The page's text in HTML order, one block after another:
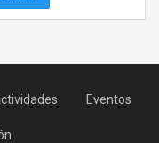
Eventos